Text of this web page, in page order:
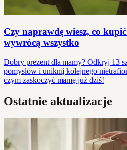
Czy naprawdę wiesz, co
wywrócą wszystko
Dobry prezent dla mamy? Odkryj 13
pomysłów i uniknij kolejnego
czym zaskoczyć mamę już dziś!
Ostatnie aktualizacje